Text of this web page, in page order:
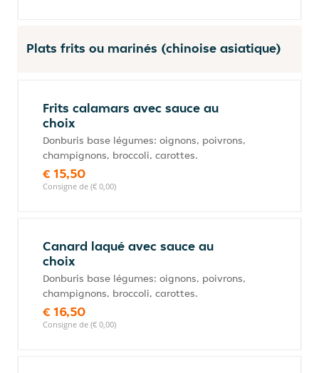
Plats frits ou marinés (chinoise asiatique)
Frits calamars avec sauce au
choix
Donburis base légumes: oignons, poivrons,
champignons, broccoli, carottes.
€ 15,50
Consigne de (€ 0,00)
Canard laqué avec sauce au
choix
Donburis base légumes: oignons, poivrons,
champignons, broccoli, carottes.
€ 16,50
Consigne de (€ 0,00)